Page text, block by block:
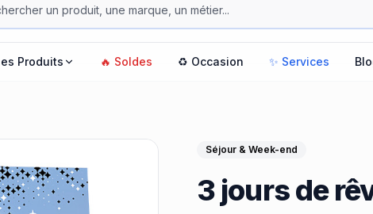
Produits 🔥 Soldes ♻️ Occasion ✨ Services
Séjour & Week-end
3 jours de